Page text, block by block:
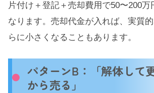
片付け＋登記＋売却費用で50〜200万
なります。売却代金が入れば、実質
らに小さくなることもあります。
パターンB：「解体して
から売る」